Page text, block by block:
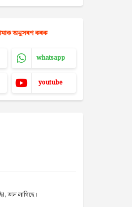
অনুসৰণ কৰক
whatsapp
youtube
ভাল লাগিছে।